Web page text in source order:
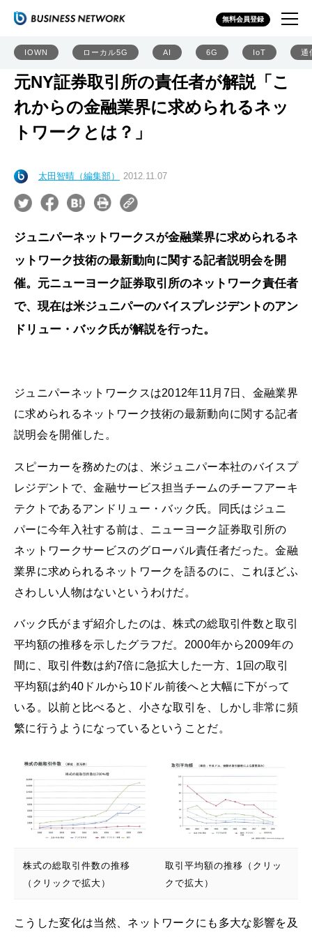
無料会員登録
IOWN ローカル5G AI 6G IoT 通
元NY証券取引所の責任者が解説「こ
れからの金融業界に求められるネッ
トワークとは？」
太田智晴（編集部） 2012.11.07
ジュニパーネットワークスが金融業界に求められるネ
ットワーク技術の最新動向に関する記者説明会を開
催。元ニューヨーク証券取引所のネットワーク責任者
で、現在は米ジュニパーのバイスプレジデントのアン
ドリュー・バック氏が解説を行った。
ジュニパーネットワークスは2012年11月7日、金融業界
に求められるネットワーク技術の最新動向に関する記者
説明会を開催した。
スピーカーを務めたのは、米ジュニパー本社のバイスプ
レジデントで、金融サービス担当チームのチーフアーキ
テクトであるアンドリュー・バック氏。同氏はジュニ
パーに今年入社する前は、ニューヨーク証券取引所の
ネットワークサービスのグローバル責任者だった。金融
業界に求められるネットワークを語るのに、これほどふ
さわしい人物はないというわけだ。
バック氏がまず紹介したのは、株式の総取引件数と取引
平均額の推移を示したグラフだ。2000年から2009年の
間に、取引件数は約7倍に急拡大した一方、1回の取引
平均額は約40ドルから10ドル前後へと大幅に下がって
いる。以前と比べると、小さな取引を、しかし非常に頻
繁に行うようになっているということだ。
株式の総取引件数の推移
（クリックで拡大）
取引平均額の推移（クリッ
クで拡大）
こうした変化は当然、ネットワークにも多大な影響を及